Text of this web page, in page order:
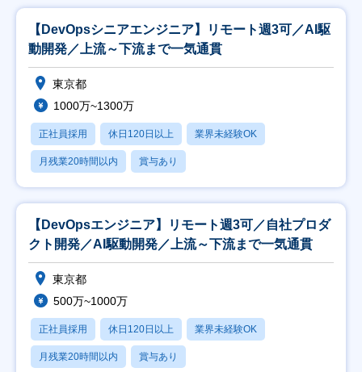
【DevOpsシニアエンジニア】リモート週3可／AI駆
動開発／上流～下流まで一気通貫
東京都
1000万~1300万
正社員採用 休日120日以上 業界未経験OK
月残業20時間以内 賞与あり
【DevOpsエンジニア】リモート週3可／自社プロダ
クト開発／AI駆動開発／上流～下流まで一気通貫
東京都
500万~1000万
正社員採用 休日120日以上 業界未経験OK
月残業20時間以内 賞与あり